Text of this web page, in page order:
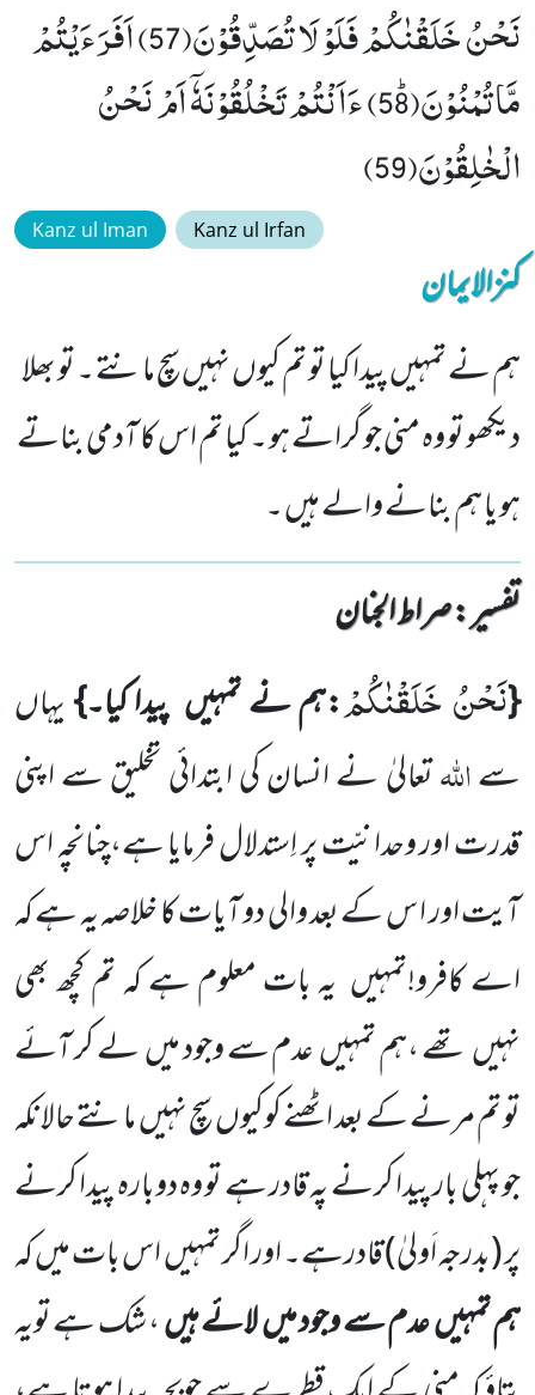
نَحْنُ خَلَقْنٰكُمْ فَلَوْ لَا تُصَدِّقُوْنَ(57) اَفَرَءَیْتُمْ
مَّا تُمْنُوْنَﭤ(58) ءَاَنْتُمْ تَخْلُقُوْنَهٗۤ اَمْ نَحْنُ
الْخٰلِقُوْنَ(59)
Kanz ul Iman Kanz ul Irfan
کنزالایمان
ہم نے تمہیں پیدا کیا تو تم کیوں نہیں سچ مانتے ۔ تو بھلا
دیکھو تو وہ منی جو گراتے ہو ۔ کیا تم اس کا آدمی بناتے
ہو یا ہم بنانے والے ہیں ۔
تفسیر : ‎صراط الجنان
{نَحْنُ خَلَقْنٰكُمْ:ہم نے تمہیں پیدا کیا۔}یہاں
سےاللہتعالیٰ نے انسان کی ابتدائی تخلیق سے اپنی
قدرت اوروحدانیّت پر اِستدلال فرمایا ہے،چنانچہ اس
آیت اور ا س کے بعد والی دو آیات کا خلاصہ یہ ہے کہ
اے کافرو!تمہیں یہ بات معلوم ہے کہ تم کچھ بھی
نہیںتھے ،ہم تمہیںعدم سے وجود میںلے کر آئے
تو تم مرنے کے بعد اٹھنے کوکیوںسچ نہیںمانتے حالانکہ
جو پہلی بار پیدا کرنے پہ قادر ہے تو وہ دوبارہ پیدا کرنے
پر(بدرجہ اَولیٰ)قادرہے۔ اور اگر تمہیںاس بات میں کہ
ہم تمہیںعدم سے وجود میںلائے ہیں، شک ہے تویہ